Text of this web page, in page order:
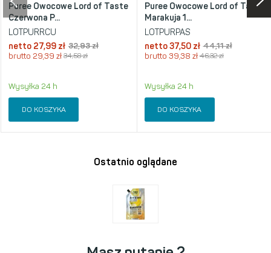
Puree Owocowe Lord of Taste
Czerwona P...
LOTPURRCU
netto 27,99 zł 32,93 zł
brutto 29,39 zł 34,58 zł
Wysyłka 24 h
DO KOSZYKA
Puree Owocowe Lord of Taste
Marakuja 1...
LOTPURPAS
netto 37,50 zł 44,11 zł
brutto 39,38 zł 46,32 zł
Wysyłka 24 h
DO KOSZYKA
Ostatnio oglądane